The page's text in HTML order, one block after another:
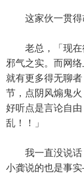
这家伙一贯得
老总，「现在
邪气之实。而网络
就有更多得无聊
节，点阴风煽鬼
好听点是言论自
乱！！」
我一直没说话
小龚说的也是事